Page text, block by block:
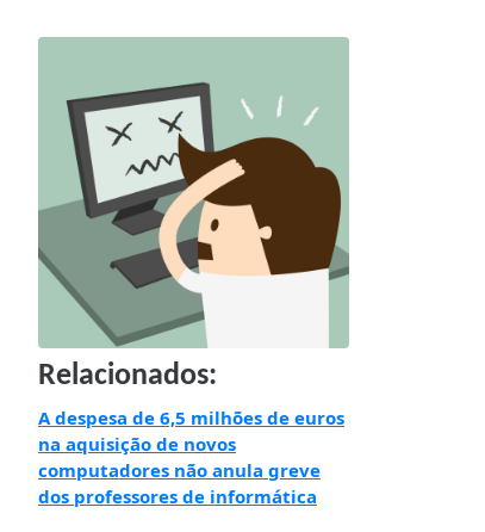
Relacionados:
A despesa de 6,5 milhões de euros
na aquisição de novos
computadores não anula greve
dos professores de informática